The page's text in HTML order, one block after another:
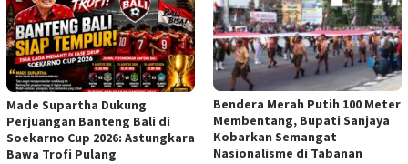
Made Supartha Dukung
Perjuangan Banteng Bali di
Soekarno Cup 2026: Astungkara
Bawa Trofi Pulang
Bendera Merah Putih 100 Meter
Membentang, Bupati Sanjaya
Kobarkan Semangat
Nasionalisme di Tabanan